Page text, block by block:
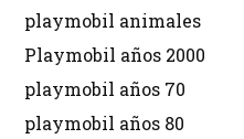
playmobil animales
Playmobil años 2000
playmobil años 70
playmobil años 80